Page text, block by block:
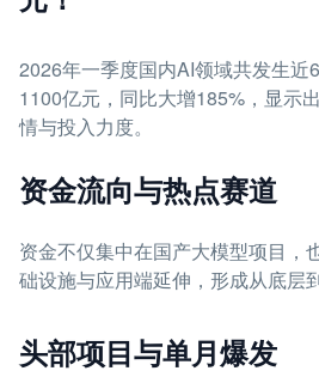
2026年一季度国内AI领域共发生近
1100亿元，同比大增185%，显示
情与投入力度。
资金流向与热点赛道
资金不仅集中在国产大模型项目，
础设施与应用端延伸，形成从底层
头部项目与单月爆发